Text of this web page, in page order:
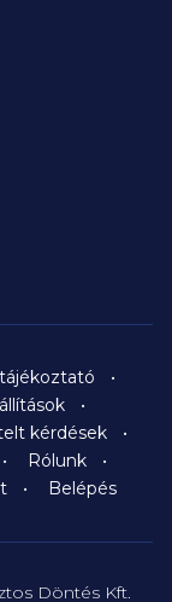
kérdések
Rólunk
Belépés
Döntés Kft.